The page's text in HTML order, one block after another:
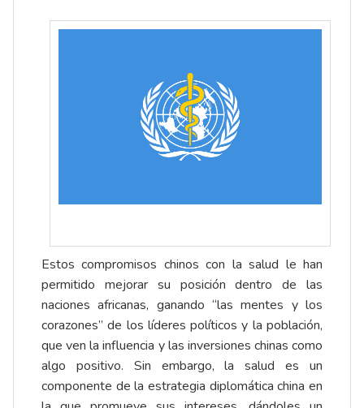
Estos compromisos chinos con la salud le han
permitido mejorar su posición dentro de las
naciones africanas, ganando “las mentes y los
corazones” de los líderes políticos y la población,
que ven la influencia y las inversiones chinas como
algo positivo. Sin embargo, la salud es un
componente de la estrategia diplomática china en